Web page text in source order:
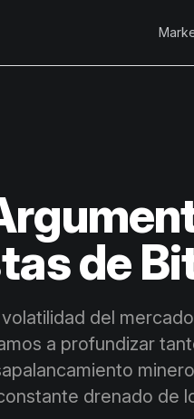
de
del
a profundizar
drenado de